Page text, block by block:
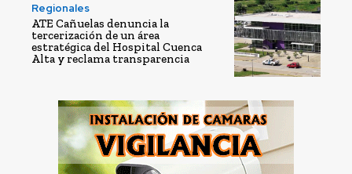
Regionales
ATE Cañuelas denuncia la
tercerización de un área
estratégica del Hospital Cuenca
Alta y reclama transparencia